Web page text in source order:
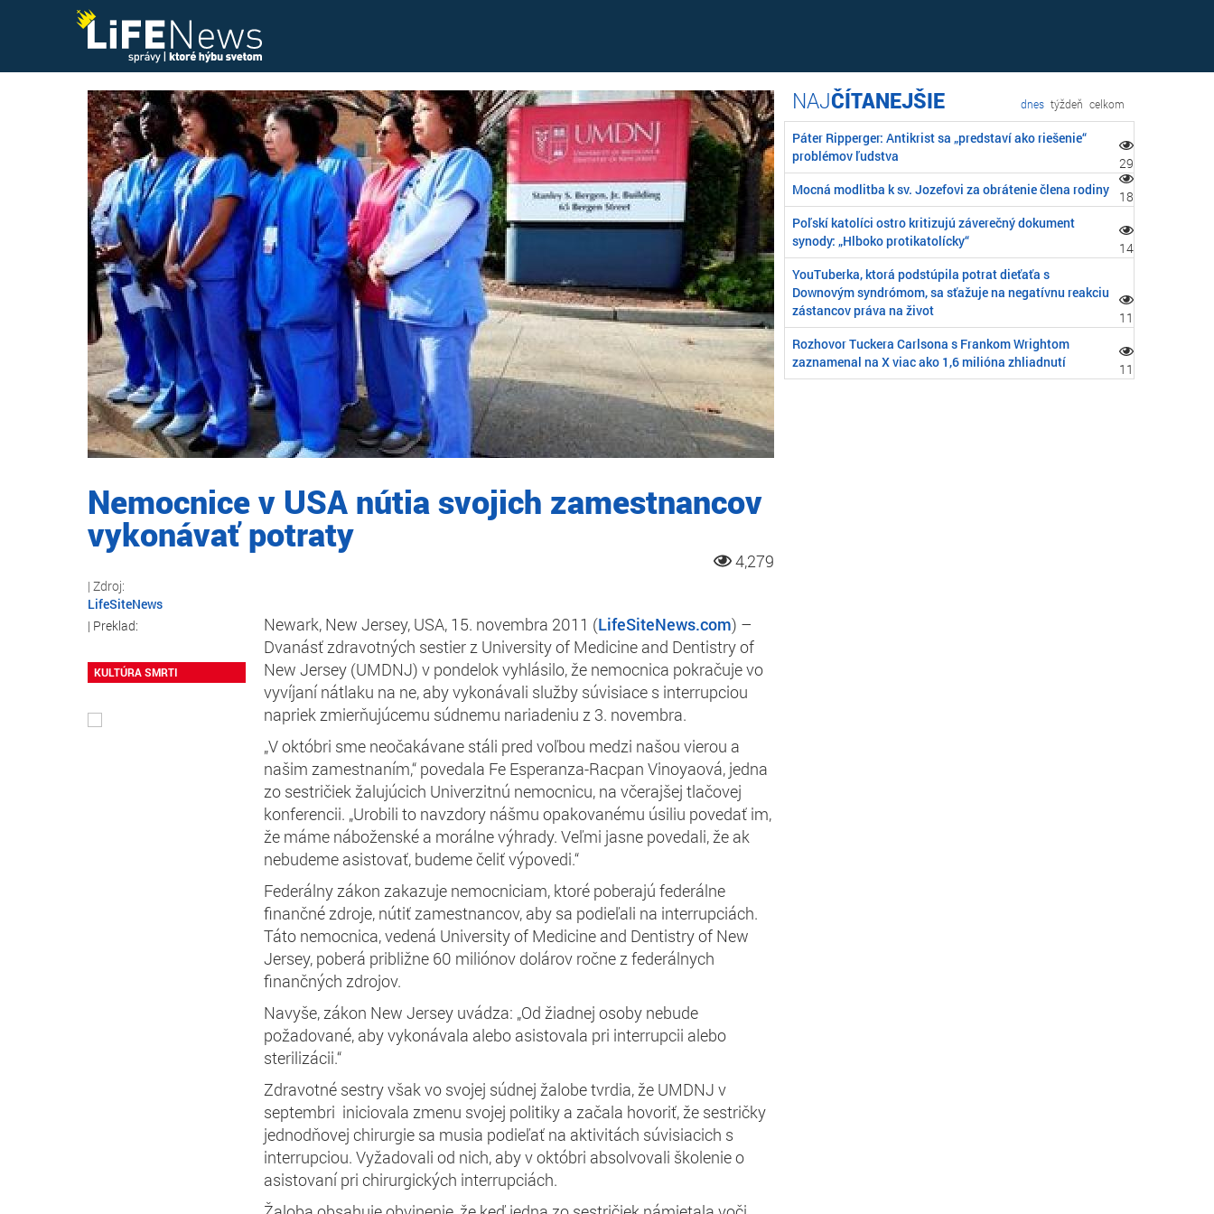
Nemocnice v USA nútia svojich zamestnancov
vykonávať potraty
4,279
LifeSiteNews
KULTÚRA SMRTI
Newark, New Jersey, USA, 15. novembra 2011 (LifeSiteNews.com) –
Dvanásť zdravotných sestier z University of Medicine and Dentistry of
New Jersey (UMDNJ) v pondelok vyhlásilo, že nemocnica pokračuje vo
vyvíjaní nátlaku na ne, aby vykonávali služby súvisiace s interrupciou
napriek zmierňujúcemu súdnemu nariadeniu z 3. novembra.
„V októbri sme neočakávane stáli pred voľbou medzi našou vierou a
našim zamestnaním,“ povedala Fe Esperanza-Racpan Vinoyaová, jedna
zo sestričiek žalujúcich Univerzitnú nemocnicu, na včerajšej tlačovej
konferencii. „Urobili to navzdory nášmu opakovanému úsiliu povedať im,
že máme náboženské a morálne výhrady. Veľmi jasne povedali, že ak
nebudeme asistovať, budeme čeliť výpovedi.“
Federálny zákon zakazuje nemocniciam, ktoré poberajú federálne
finančné zdroje, nútiť zamestnancov, aby sa podieľali na interrupciách.
Táto nemocnica, vedená University of Medicine and Dentistry of New
Jersey, poberá približne 60 miliónov dolárov ročne z federálnych
finančných zdrojov.
Navyše, zákon New Jersey uvádza: „Od žiadnej osoby nebude
požadované, aby vykonávala alebo asistovala pri interrupcii alebo
sterilizácii.“
Zdravotné sestry však vo svojej súdnej žalobe tvrdia, že UMDNJ v
septembri iniciovala zmenu svojej politiky a začala hovoriť, že sestričky
jednodňovej chirurgie sa musia podieľať na aktivitách súvisiacich s
interrupciou. Vyžadovali od nich, aby v októbri absolvovali školenie o
asistovaní pri chirurgických interrupciách.
ČÍTANEJŠIE dnes týždeň celkom
Páter Ripperger: Antikrist sa „predstaví ako riešenie“
problémov ľudstva
29
Mocná modlitba k sv. Jozefovi za obrátenie člena rodiny
18
Poľskí katolíci ostro kritizujú záverečný dokument
synody: „Hlboko protikatolícky“
14
YouTuberka, ktorá podstúpila potrat dieťaťa s
Downovým syndrómom, sa sťažuje na negatívnu reakciu
zástancov práva na život
11
Rozhovor Tuckera Carlsona s Frankom Wrightom
zaznamenal na X viac ako 1,6 milióna zhliadnutí
11